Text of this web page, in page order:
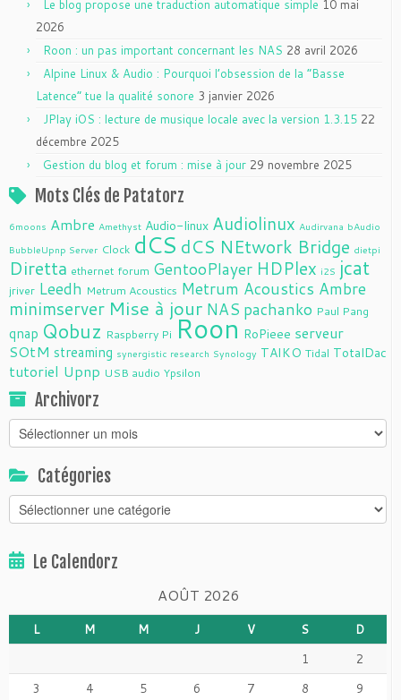
Le blog propose une traduction automatique simple 10 mai
2026
Roon : un pas important concernant les NAS 28 avril 2026
Alpine Linux & Audio : Pourquoi l’obsession de la “Basse
Latence” tue la qualité sonore 3 janvier 2026
JPlay iOS : lecture de musique locale avec la version 1.3.15 22
décembre 2025
Gestion du blog et forum : mise à jour 29 novembre 2025
Mots Clés de Patatorz
6moons Ambre Amethyst Audio-linux Audiolinux Audirvana bAudio
BubbleUpnp Server Clock dCS dCS NEtwork Bridge dietpi
Diretta ethernet forum GentooPlayer HDPlex i2S jcat
jriver Leedh Metrum Acoustics Metrum Acoustics Ambre
minimserver Mise à jour NAS pachanko Paul Pang
qnap Qobuz Raspberry Pi Roon RoPieee serveur
SOtM streaming synergistic research Synology TAIKO Tidal TotalDac
tutoriel Upnp USB audio Ypsilon
Archivorz
Archivorz
Catégories
Catégories
Le Calendorz
AOÛT 2026
L M M J V S
D
1
2
3
4 5 6 7 8 9